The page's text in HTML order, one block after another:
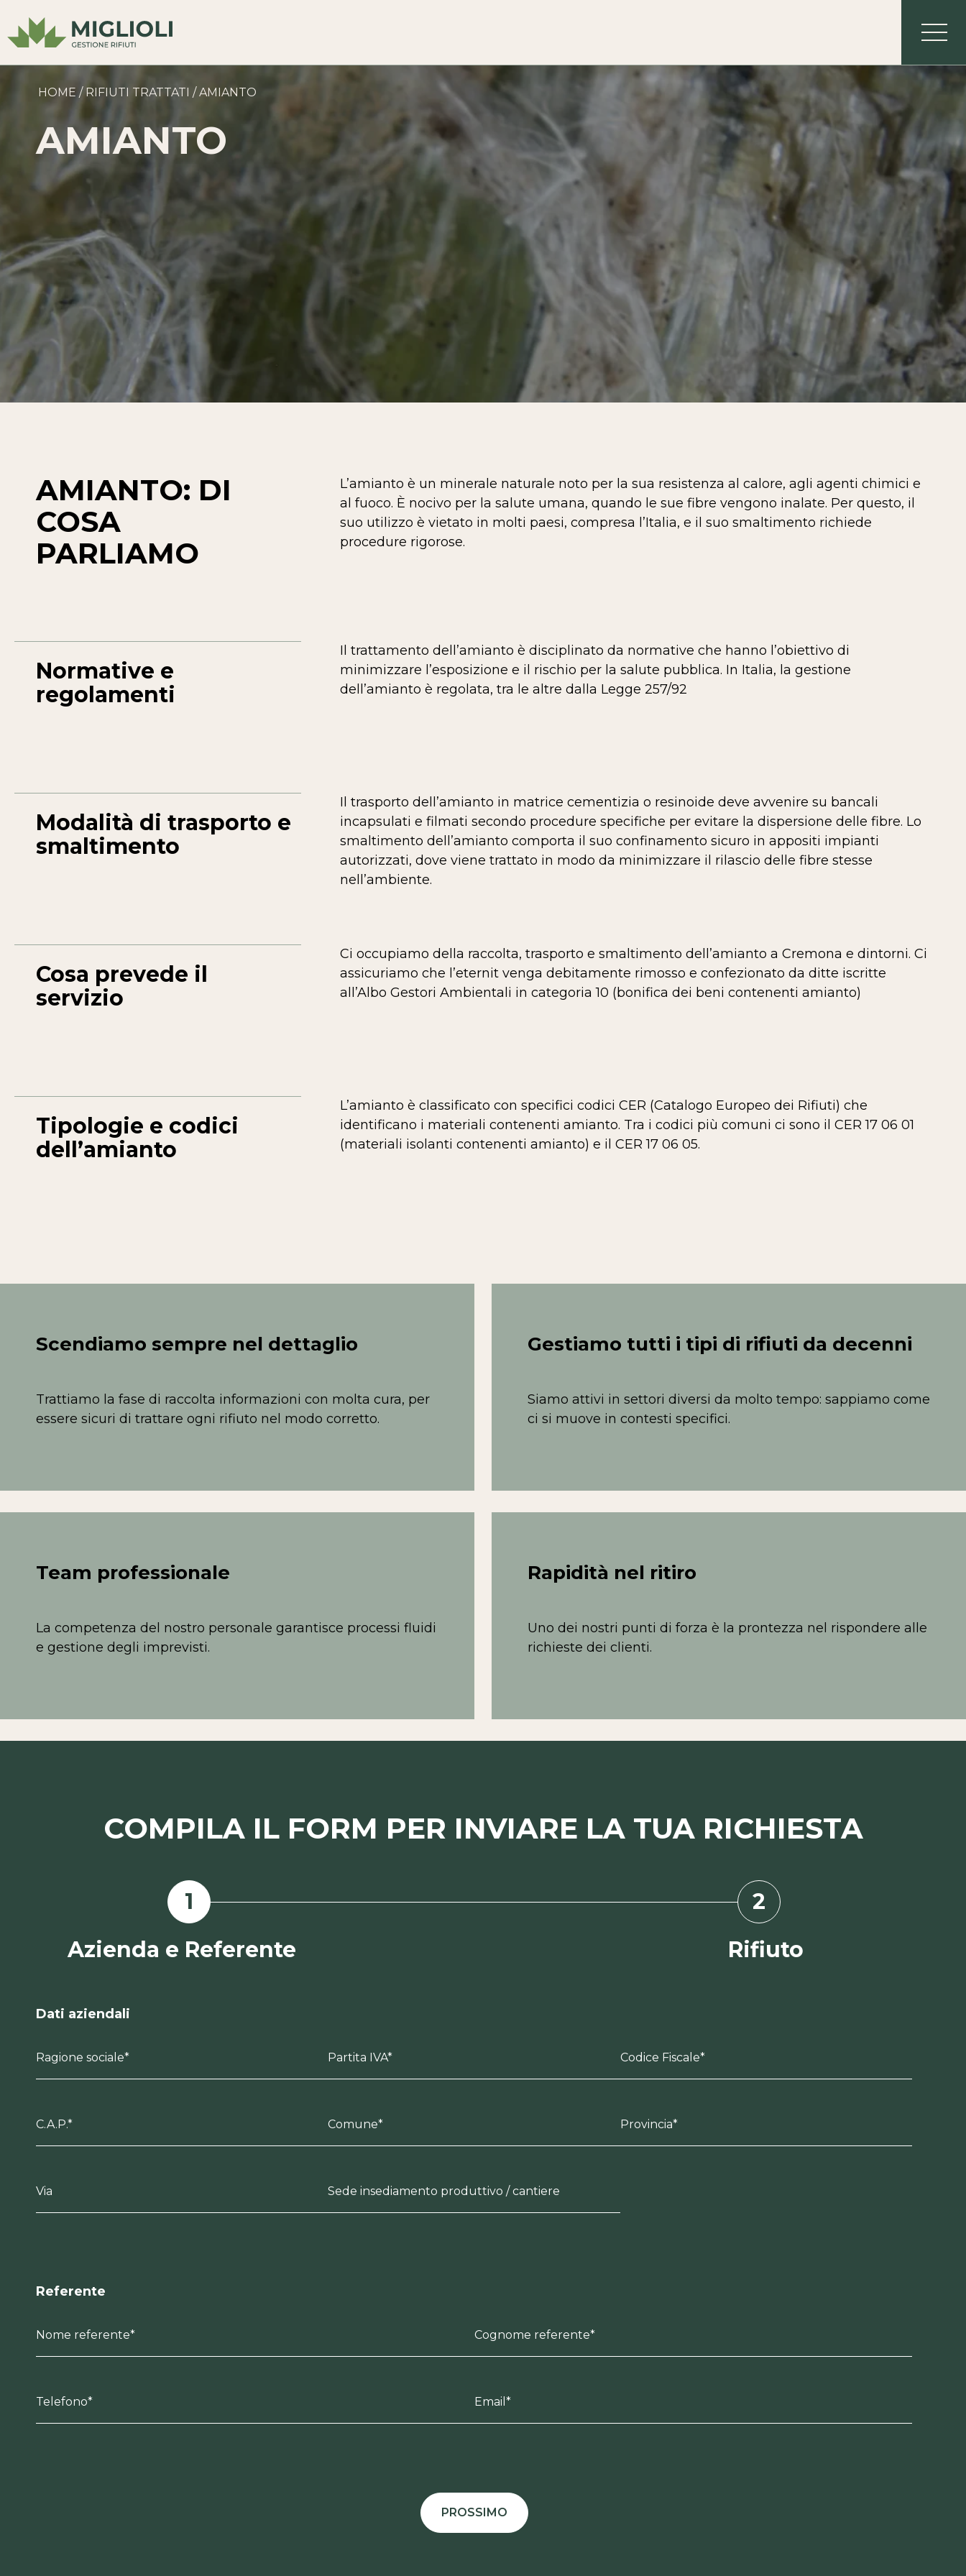
HOME /RIFIUTI TRATTATI /AMIANTO
AMIANTO
AMIANTO: DI
COSA
PARLIAMO
L’amianto è un minerale naturale noto per la sua resistenza al calore, agli agenti chimici e
al fuoco. È nocivo per la salute umana, quando le sue fibre vengono inalate. Per questo, il
suo utilizzo è vietato in molti paesi, compresa l’Italia, e il suo smaltimento richiede
procedure rigorose.
Normative e
regolamenti
Il trattamento dell’amianto è disciplinato da normative che hanno l’obiettivo di
minimizzare l’esposizione e il rischio per la salute pubblica. In Italia, la gestione
dell’amianto è regolata, tra le altre dalla Legge 257/92
Modalità di trasporto e
smaltimento
Il trasporto dell’amianto in matrice cementizia o resinoide deve avvenire su bancali
incapsulati e filmati secondo procedure specifiche per evitare la dispersione delle fibre. Lo
smaltimento dell’amianto comporta il suo confinamento sicuro in appositi impianti
autorizzati, dove viene trattato in modo da minimizzare il rilascio delle fibre stesse
nell’ambiente.
Cosa prevede il
servizio
Ci occupiamo della raccolta, trasporto e smaltimento dell’amianto a Cremona e dintorni. Ci
assicuriamo che l’eternit venga debitamente rimosso e confezionato da ditte iscritte
all’Albo Gestori Ambientali in categoria 10 (bonifica dei beni contenenti amianto)
Tipologie e codici
dell’amianto
L’amianto è classificato con specifici codici CER (Catalogo Europeo dei Rifiuti) che
identificano i materiali contenenti amianto. Tra i codici più comuni ci sono il CER 17 06 01
(materiali isolanti contenenti amianto) e il CER 17 06 05.
Scendiamo sempre nel dettaglio
Trattiamo la fase di raccolta informazioni con molta cura, per
essere sicuri di trattare ogni rifiuto nel modo corretto.
Gestiamo tutti i tipi di rifiuti da decenni
Siamo attivi in settori diversi da molto tempo: sappiamo come
ci si muove in contesti specifici.
Team professionale
La competenza del nostro personale garantisce processi fluidi
e gestione degli imprevisti.
Rapidità nel ritiro
Uno dei nostri punti di forza è la prontezza nel rispondere alle
richieste dei clienti.
COMPILA IL FORM PER INVIARE LA TUA RICHIESTA
1
Azienda e Referente
2
Rifiuto
Dati aziendali
Ragione sociale* Partita IVA* Codice Fiscale*
C.A.P.* Comune* Provincia*
Via Sede insediamento produttivo / cantiere
Referente
Nome referente* Cognome referente*
Telefono* Email*
PROSSIMO